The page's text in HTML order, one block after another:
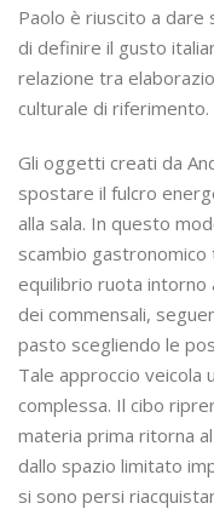
Paolo è riuscito a dare
di definire il gusto
relazione tra
culturale di riferimento.
Gli oggetti creati da
spostare il fulcro
alla sala. In questo
scambio gastronomico
equilibrio ruota intorno
dei commensali,
pasto scegliendo le
Tale approccio veicola
complessa. Il cibo
materia prima ritorna
dallo spazio limitato
si sono persi